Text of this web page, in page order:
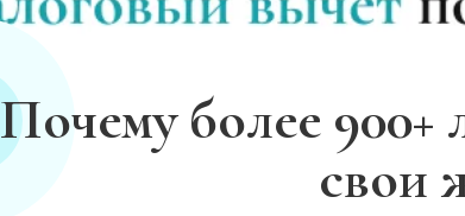
Почему более
свои